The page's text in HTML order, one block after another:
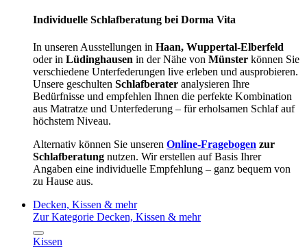
Individuelle Schlafberatung bei Dorma Vita
In unseren Ausstellungen in Haan, Wuppertal-Elberfeld
oder in Lüdinghausen in der Nähe von Münster können Sie
verschiedene Unterfederungen live erleben und ausprobieren.
Unsere geschulten Schlafberater analysieren Ihre
Bedürfnisse und empfehlen Ihnen die perfekte Kombination
aus Matratze und Unterfederung – für erholsamen Schlaf auf
höchstem Niveau.
Alternativ können Sie unseren Online-Fragebogen zur
Schlafberatung nutzen. Wir erstellen auf Basis Ihrer
Angaben eine individuelle Empfehlung – ganz bequem von
zu Hause aus.
Decken, Kissen & mehr
Zur Kategorie Decken, Kissen & mehr
Kissen